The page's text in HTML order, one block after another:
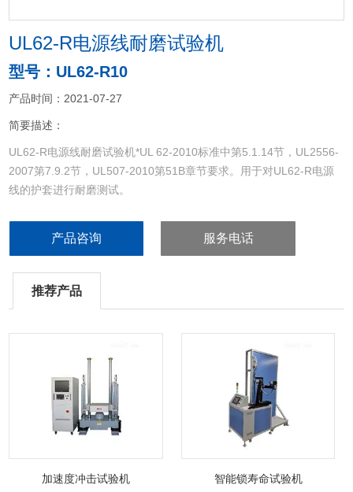
UL62-R电源线耐磨试验机
型号：UL62-R10
产品时间：2021-07-27
简要描述：
UL62-R电源线耐磨试验机*UL 62-2010标准中第5.1.14节，UL2556-
2007第7.9.2节，UL507-2010第51B章节要求。用于对UL62-R电源
线的护套进行耐磨测试。
产品咨询 服务电话
推荐产品
加速度冲击试验机 智能锁寿命试验机